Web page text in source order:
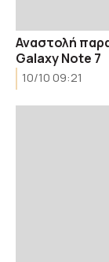
Αναστολή
Galaxy Note 7
10/10 09:21